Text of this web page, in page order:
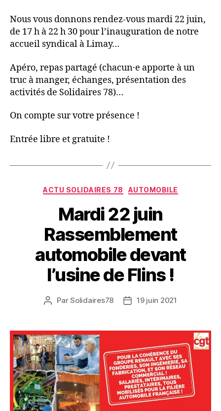
Nous vous donnons rendez-vous mardi 22 juin,
de 17 h à 22 h 30 pour l’inauguration de notre
accueil syndical à Limay…
Apéro, repas partagé (chacun·e apporte à un
truc à manger, échanges, présentation des
activités de Solidaires 78)…
On compte sur votre présence !
Entrée libre et gratuite !
Catégories
ACTU SOLIDAIRES 78 AUTOMOBILE
Mardi 22 juin
Rassemblement
automobile devant
l’usine de Flins !
Auteur
ParSolidaires78
Date19 juin 2021